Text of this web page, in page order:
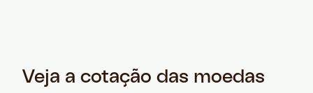
Veja a cotação das moedas